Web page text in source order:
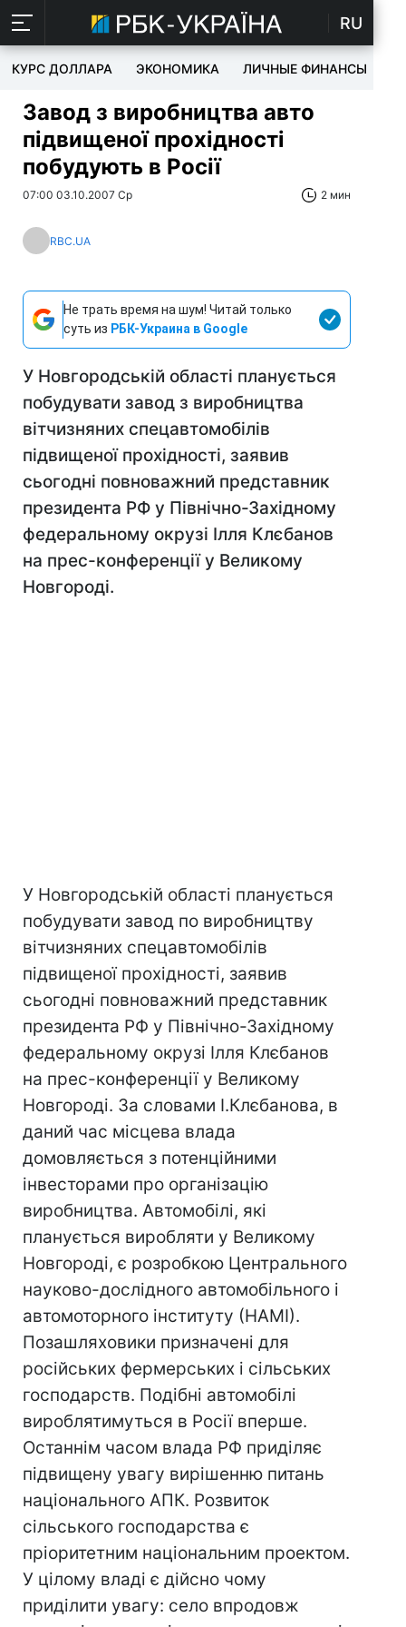
RU
КУРС ДОЛЛАРА ЭКОНОМИКА ЛИЧНЫЕ ФИНАНСЫ
Завод з виробництва авто
підвищеної прохідності
побудують в Росії
07:00 03.10.2007 Ср 2 мин
RBC.UA
Не трать время на шум! Читай только
суть из РБК-Украина в Google
У Новгородській області планується
побудувати завод з виробництва
вітчизняних спецавтомобілів
підвищеної прохідності, заявив
сьогодні повноважний представник
президента РФ у Північно-Західному
федеральному окрузі Ілля Клєбанов
на прес-конференції у Великому
Новгороді.
У Новгородській області планується
побудувати завод по виробництву
вітчизняних спецавтомобілів
підвищеної прохідності, заявив
сьогодні повноважний представник
президента РФ у Північно-Західному
федеральному окрузі Ілля Клєбанов
на прес-конференції у Великому
Новгороді. За словами І.Клєбанова, в
даний час місцева влада
домовляється з потенційними
інвесторами про організацію
виробництва. Автомобілі, які
планується виробляти у Великому
Новгороді, є розробкою Центрального
науково-дослідного автомобільного і
автомоторного інституту (НАМІ).
Позашляховики призначені для
російських фермерських і сільських
господарств. Подібні автомобілі
вироблятимуться в Росії вперше.
Останнім часом влада РФ приділяє
підвищену увагу вирішенню питань
національного АПК. Розвиток
сільського господарства є
пріоритетним національним проектом.
У цілому владі є дійсно чому
приділити увагу: село впродовж